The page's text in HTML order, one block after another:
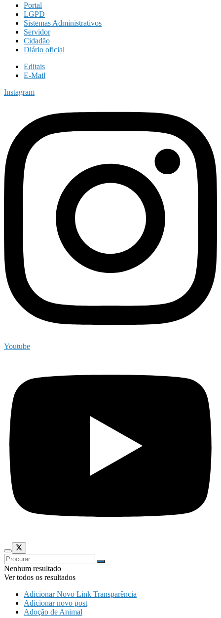
Portal
LGPD
Sistemas Administrativos
Servidor
Cidadão
Diário oficial
Editais
E-Mail
Instagram
Youtube
Nenhum resultado
Ver todos os resultados
Adicionar Novo Link Transparência
Adicionar novo post
Adoção de Animal